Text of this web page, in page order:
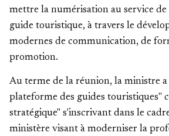
mettre la numérisation au service
guide touristique, à travers le
modernes de communication, de
promotion.
Au terme de la réunion, la ministre
plateforme des guides touristiques"
stratégique" s'inscrivant dans le
ministère visant à moderniser la